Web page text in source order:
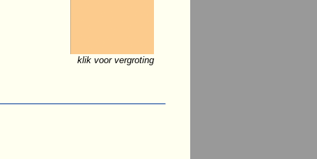
klik voor vergroting